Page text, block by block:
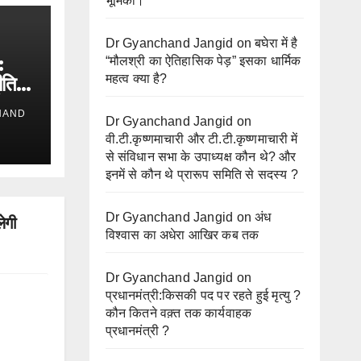
Dr Gyanchand Jangid onबघेरा में है
“मौलश्री का ऐतिहासिक पेड़” इसका धार्मिक
महत्व क्या है?
Dr Gyanchand Jangid on
वी.टी.कृष्णमाचारी और टी.टी.कृष्णमाचारी में
से संविधान सभा के उपाध्यक्ष कौन थे? और
इनमें से कौन थे प्रारूप समिति से सदस्य ?
Dr Gyanchand Jangid onअंध
विश्वास का अधेरा आखिर कब तक
Dr Gyanchand Jangid on
प्रधानमंत्री:किसकी पद पर रहते हुई मृत्यु ?
कौन कितने वक़्त तक कार्यवाहक
प्रधानमंत्री ?